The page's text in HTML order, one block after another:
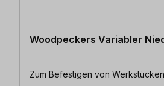
Woodpeckers Variabler
Zum Befestigen von